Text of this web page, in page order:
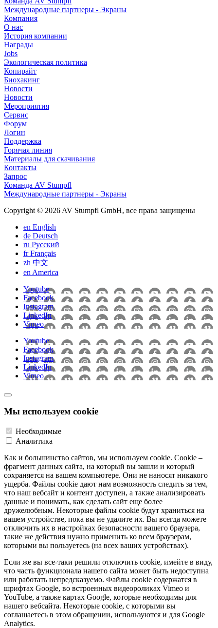
Международные партнеры - Экраны
Компания
О нас
История компании
Награды
Jobs
Экологическая политика
Копирайт
Биохакинг
Новости
Новости
Мероприятия
Сервис
Форум
Логин
Поддержка
Горячая линия
Материалы для скачивания
Контакты
Запрос
Команда AV Stumpfl
Международные партнеры - Экраны
Copyright © 2026 AV Stumpfl GmbH, все права защищены
en English
de Deutsch
ru Pусский
frFrançais
zh 中文
en America
Youtube
Facebook
Instagram
LinkedIn
Vimeo
Youtube
Facebook
Instagram
LinkedIn
Vimeo
Мы используем cookie
Необходимые
Аналитика
Как и большинство сайтов, мы используем cookie. Cookie –
фрагмент данных сайта, на который вы зашли и который
сохраняется на вашем компьютере. Они не наносят никакого
ущерба. Файлы cookie дают нам возможность следить за тем,
что наш вебсайт и контент доступен, а также анализировать
данные и понимать, как сделать сайт еще более
дружелюбным. Некоторые файлы cookie будут храниться на
вашем устройстве, пока вы не удалите их. Вы всегда можете
отключить их в настройках безопасности вашего браузера,
такие же действия нужно применить ко всем браузерам,
которыми вы пользуетесь (на всех ваших устройствах).
Если же вы все-таки решили отключить cookie, имейте в виду,
что часть функционала нашего сайта может быть недоступна
или работать непредсказуемо. Файлы cookie содержатся в
шрифтах Google, во встроенных видеороликах Vimeo и
YouTube, а также картах Google, которые необходимы для
нашего вебсайта. Некоторые cookie, с которыми вы
соглашаетесь в этом обращении, используются и для Google
Analytics.